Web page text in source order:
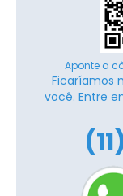
Aponte a
Ficaríamos
você. Entre